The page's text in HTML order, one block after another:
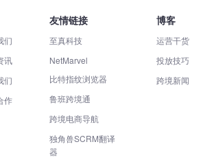
们
讯
们
作
友情链接
至真科技
NetMarvel
比特指纹浏览器
鲁班跨境通
跨境电商导航
独角兽SCRM翻译
器
博客
运营干货
投放技巧
跨境新闻